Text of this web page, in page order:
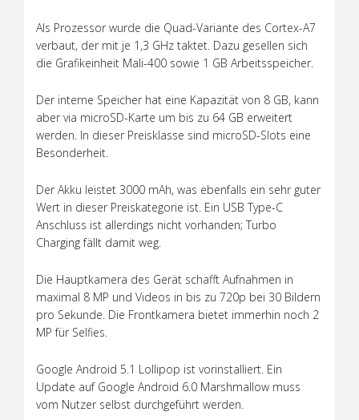
Als Prozessor wurde die Quad-Variante des Cortex-A7
verbaut, der mit je 1,3 GHz taktet. Dazu gesellen sich
die Grafikeinheit Mali-400 sowie 1 GB Arbeitsspeicher.
Der interne Speicher hat eine Kapazität von 8 GB, kann
aber via microSD-Karte um bis zu 64 GB erweitert
werden. In dieser Preisklasse sind microSD-Slots eine
Besonderheit.
Der Akku leistet 3000 mAh, was ebenfalls ein sehr guter
Wert in dieser Preiskategorie ist. Ein USB Type-C
Anschluss ist allerdings nicht vorhanden; Turbo
Charging fällt damit weg.
Die Hauptkamera des Gerät schafft Aufnahmen in
maximal 8 MP und Videos in bis zu 720p bei 30 Bildern
pro Sekunde. Die Frontkamera bietet immerhin noch 2
MP für Selfies.
Google Android 5.1 Lollipop ist vorinstalliert. Ein
Update auf Google Android 6.0 Marshmallow muss
vom Nutzer selbst durchgeführt werden.